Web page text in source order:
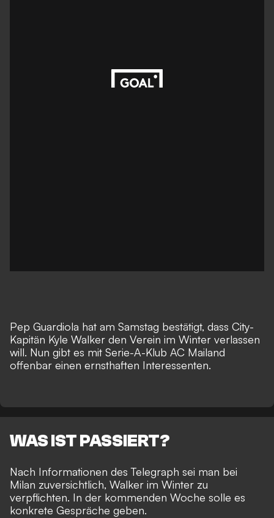
Pep Guardiola hat am Samstag bestätigt, dass City-
Kapitän Kyle Walker den Verein im Winter verlassen
will. Nun gibt es mit Serie-A-Klub AC Mailand
offenbar einen ernsthaften Interessenten.
WAS IST PASSIERT?
Nach Informationen desTelegraph sei man bei
Milan zuversichtlich, Walker im Winter zu
verpflichten. In der kommenden Woche solle es
konkrete Gespräche geben.